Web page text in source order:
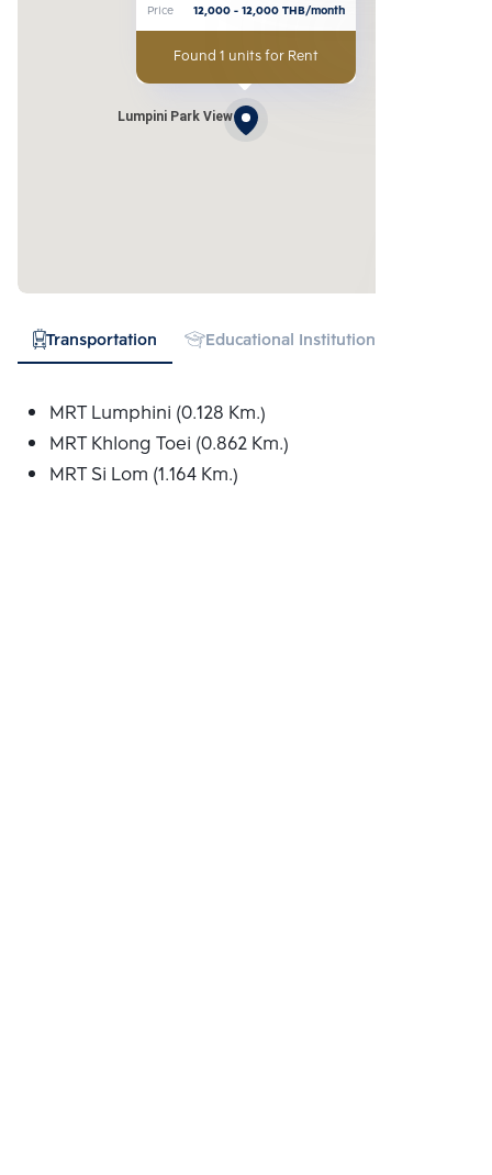
Lumpini Park View
Price 12,000- 12,000THB/month
Found 1 units for Rent
Transportation Educational Institution
MRT Lumphini (0.128 Km.)
MRT Khlong Toei (0.862 Km.)
MRT Si Lom (1.164 Km.)